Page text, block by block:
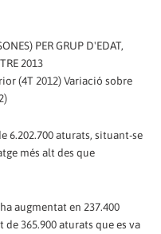
PER GRUP D'EDAT,
2013
(4T 2012) Variació sobre
6.202.700 aturats, situant-se
més alt des que
augmentat en 237.400
365.900 aturats que es va